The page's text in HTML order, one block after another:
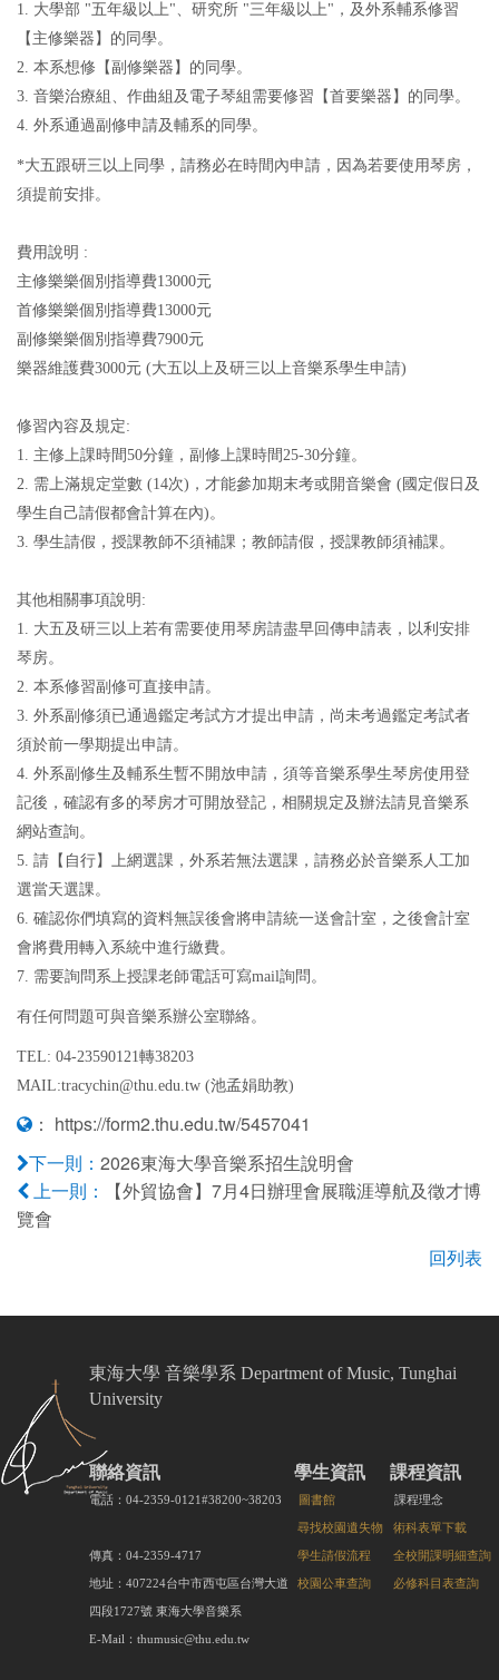
1. 大學部 "五年級以上"、研究所 "三年級以上"，及外系輔系修習
【主修樂器】的同學。
2. 本系想修【副修樂器】的同學。
3. 音樂治療組、作曲組及電子琴組需要修習【首要樂器】的同學。
4. 外系通過副修申請及輔系的同學。
*大五跟研三以上同學，請務必在時間內申請，因為若要使用琴房，
須提前安排。
費用說明 :
主修樂樂個別指導費13000元
首修樂樂個別指導費13000元
副修樂樂個別指導費7900元
樂器維護費3000元 (大五以上及研三以上音樂系學生申請)
修習內容及規定:
1. 主修上課時間50分鐘，副修上課時間25-30分鐘。
2. 需上滿規定堂數 (14次)，才能參加期末考或開音樂會 (國定假日及
學生自己請假都會計算在內)。
3. 學生請假，授課教師不須補課；教師請假，授課教師須補課。
其他相關事項說明:
1. 大五及研三以上若有需要使用琴房請盡早回傳申請表，以利安排
琴房。
2. 本系修習副修可直接申請。
3. 外系副修須已通過鑑定考試方才提出申請，尚未考過鑑定考試者
須於前一學期提出申請。
4. 外系副修生及輔系生暫不開放申請，須等音樂系學生琴房使用登
記後，確認有多的琴房才可開放登記，相關規定及辦法請見音樂系
網站查詢。
5. 請【自行】上網選課，外系若無法選課，請務必於音樂系人工加
選當天選課。
6. 確認你們填寫的資料無誤後會將申請統一送會計室，之後會計室
會將費用轉入系統中進行繳費。
7. 需要詢問系上授課老師電話可寫mail詢問。
有任何問題可與音樂系辦公室聯絡。
TEL: 04-23590121轉38203
MAIL:tracychin@thu.edu.tw (池孟娟助教)
： https://form2.thu.edu.tw/5457041
下一則： 2026東海大學音樂系招生說明會
上一則：
【外貿協會】7月4日辦理會展職涯導航及徵才博
覽會
回列表
東海大學 音樂學系 Department of Music, Tunghai
University
聯絡資訊
電話：04-2359-0121#38200~38203
傳真：04-2359-4717
地址：407224台中市西屯區台灣大道
四段1727號 東海大學音樂系
E-Mail：thumusic@thu.edu.tw
學生資訊
圖書館
尋找校園遺失物
學生請假流程
校園公車查詢
課程資訊
課程理念
術科表單下載
全校開課明細查詢
必修科目表查詢